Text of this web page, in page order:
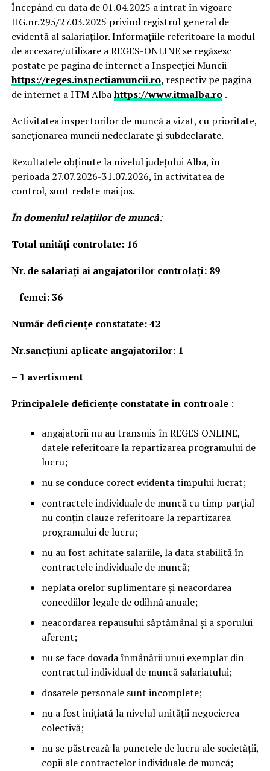
Începând cu data de 01.04.2025 a intrat în vigoare
HG.nr.295/27.03.2025 privind registrul general de
evidentă al salariaților. Informațiile referitoare la modul
de accesare/utilizare a REGES-ONLINE se regăsesc
postate pe pagina de internet a Inspecției Muncii
https://reges.inspectiamuncii.ro, respectiv pe pagina
de internet a ITM Albahttps://www.itmalba.ro .
Activitatea inspectorilor de muncă a vizat, cu prioritate,
sancționarea muncii nedeclarate și subdeclarate.
Rezultatele obținute la nivelul județului Alba, în
perioada 27.07.2026-31.07.2026, în activitatea de
control, sunt redate mai jos.
În domeniul relaţiilor de muncă:
Total unităţi controlate: 16
Nr. de salariați ai angajatorilor controlați: 89
– femei: 36
Număr deficienţe constatate: 42
Nr.sancțiuni aplicate angajatorilor: 1
–1 avertisment
Principalele deficienţe constatate în controale:
angajatorii nu au transmis în REGES ONLINE,
datele referitoare la repartizarea programului de
lucru;
nu se conduce corect evidenta timpului lucrat;
contractele individuale de muncă cu timp parțial
nu conțin clauze referitoare la repartizarea
programului de lucru;
nu au fost achitate salariile, la data stabilită în
contractele individuale de muncă;
neplata orelor suplimentare și neacordarea
concediilor legale de odihnă anuale;
neacordarea repausului săptămânal și a sporului
aferent;
nu se face dovada înmânării unui exemplar din
contractul individual de muncă salariatului;
dosarele personale sunt incomplete;
nu a fost inițiată la nivelul unității negocierea
colectivă;
nu se păstrează la punctele de lucru ale societății,
copii ale contractelor individuale de muncă;